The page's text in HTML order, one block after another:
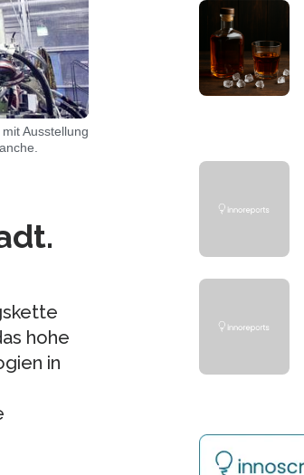
Ausstellung
hohe
in